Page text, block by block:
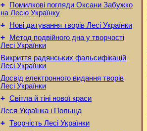
+
Помилкові погляди Оксани Забужко
на Лесю Українку
+ Нові датування творів Лесі Українки
+
Метод подвійного дна у творчості
Лесі Українки
Викриття радянських фальсифікацій
Лесі Українки
Досвід електронного видання творів
Лесі Українки
+ Світла й тіні нової краси
Леся Українка і Польща
+ Творчість Лесі Українки